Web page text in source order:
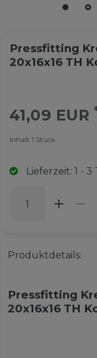
Pressfitting
20x16x16 TH
41,09 EUR
Inhalt 1 Stück
Lieferzeit: 1 - 3
Produktdetails:
Pressfitting
20x16x16 TH